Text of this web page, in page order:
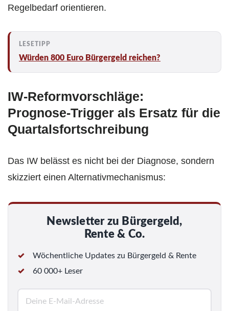
Regelbedarf orientieren.
Würden 800 Euro Bürgergeld reichen?
IW‑Reformvorschläge:
Prognose‑Trigger als Ersatz für die
Quartals­fortschreibung
Das IW belässt es nicht bei der Diagnose, sondern
skizziert einen Alternativmechanismus:
Newsletter zu Bürgergeld,
Rente & Co.
Wöchentliche Updates zu Bürgergeld & Rente
60 000+ Leser